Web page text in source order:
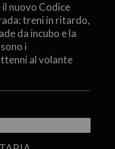
il nuovo Codice
treni in ritardo,
da incubo e la
i
al volante